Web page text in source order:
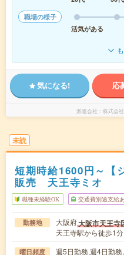
職場の様子
活気がある
気になる! 応
派遣会社 株式会
未読
短期時給1600円～【
販売 天王寺ミオ
職種未経験OK 交通費別途支給
勤務地 大阪府大阪市天王寺
天王寺駅から徒歩1分
曜日頻度 週5日勤務,週4日勤務